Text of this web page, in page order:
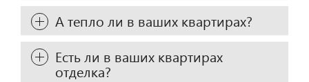
А тепло ли в ваших квартирах?
Есть ли в ваших квартирах
отделка?